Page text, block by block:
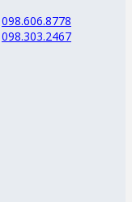
098.606.8778
098.303.2467